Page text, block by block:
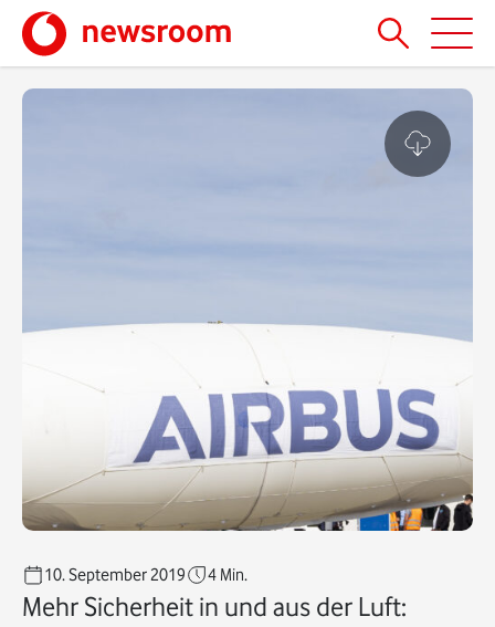
10. September 2019 4 Min.
Mehr Sicherheit in und aus der Luft: